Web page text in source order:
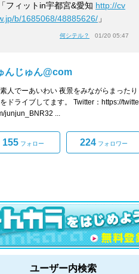
「フィットin宇都宮&愛知 http://cv
b/1685068/48885626/ 」
何シテル？ 01/20 05:47
んじゅん@com
人でーあいわい 夜景をみながらまったり
ドライブしてます。 Twitter：https://twitte
junjun_BNR32 ...
155フォロー 224フォロワー
ユーザー内検索